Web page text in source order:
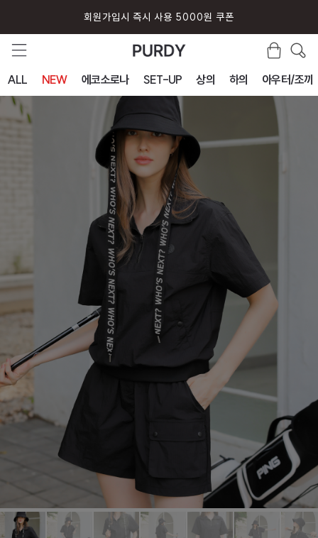
회원가입시 즉시 사용 5000원 쿠폰
ALL NEW 에코소로나 SET-UP 상의 하의 아우터/조끼